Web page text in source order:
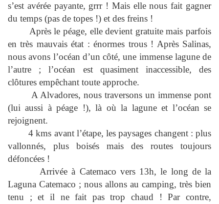
s’est avérée payante, grrr ! Mais elle nous fait gagner
du temps (pas de topes !) et des freins !
Après le péage, elle devient gratuite mais parfois
en très mauvais état : énormes trous ! Après Salinas,
nous avons l’océan d’un côté, une immense lagune de
l’autre ; l’océan est quasiment inaccessible, des
clôtures empêchant toute approche.
A Alvadores, nous traversons un immense pont
(lui aussi à péage !), là où la lagune et l’océan se
rejoignent.
4 kms avant l’étape, les paysages changent : plus
vallonnés, plus boisés mais des routes toujours
défoncées !
Arrivée à Catemaco vers 13h, le long de la
Laguna Catemaco ; nous allons au camping, très bien
tenu ; et il ne fait pas trop chaud ! Par contre,